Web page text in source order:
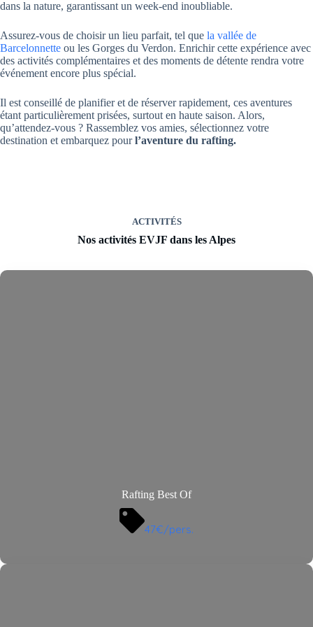
dans la nature, garantissant un week-end inoubliable.
Assurez-vous de choisir un lieu parfait, tel que la vallée de
Barcelonnette ou les Gorges du Verdon. Enrichir cette expérience avec
des activités complémentaires et des moments de détente rendra votre
événement encore plus spécial.
Il est conseillé de planifier et de réserver rapidement, ces aventures
étant particulièrement prisées, surtout en haute saison. Alors,
qu’attendez-vous ? Rassemblez vos amies, sélectionnez votre
destination et embarquez pourl’aventure du rafting.
ACTIVITÉS
Nos activités EVJF dans les Alpes
Rafting Best Of
47€/pers.